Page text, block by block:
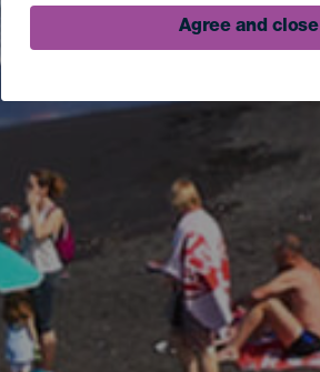
Agree and close